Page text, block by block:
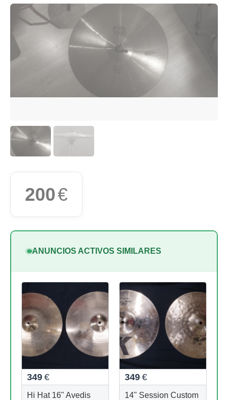
200€
ANUNCIOS ACTIVOS SIMILARES
349 €
Hi Hat 16" Avedis
349 €
14" Session Custom